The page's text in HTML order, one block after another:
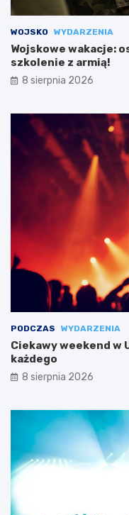
WOJSKO WYDARZENIA
Wojskowe wakacje:
szkolenie z armią!
8 sierpnia 2026
PODCZAS WYDARZENIA
Ciekawy weekend w
każdego
8 sierpnia 2026